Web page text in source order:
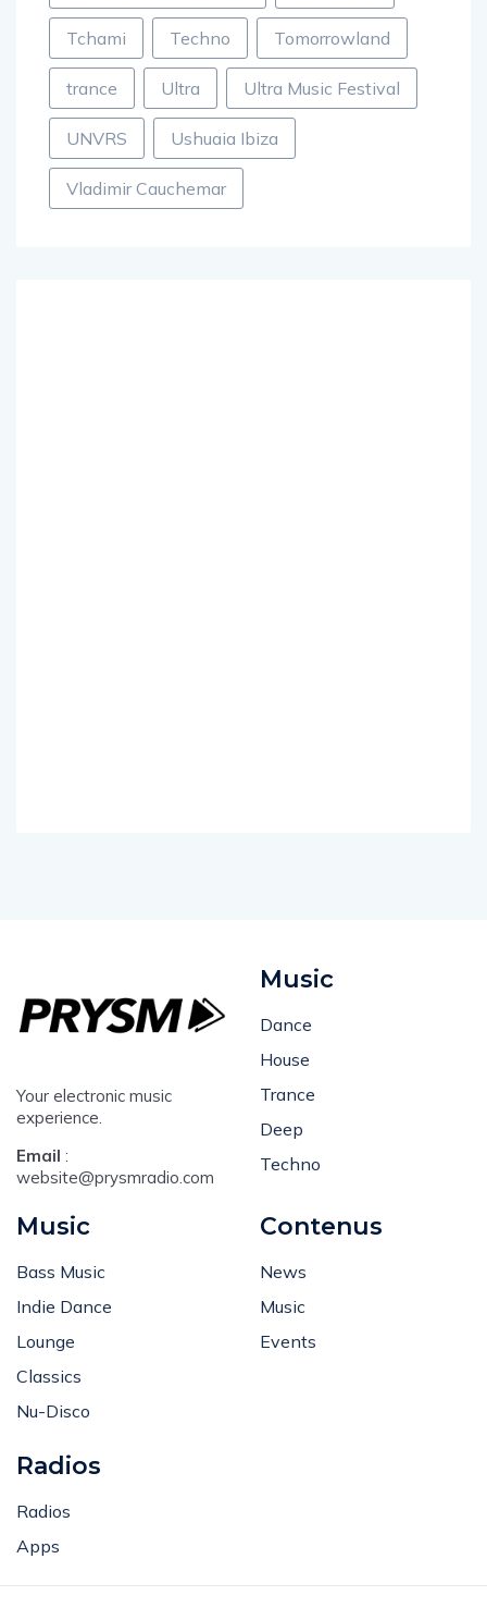
Tchami Techno Tomorrowland
trance Ultra Ultra Music Festival
UNVRS Ushuaia Ibiza
Vladimir Cauchemar
Your electronic music
experience.
Email :
website@prysmradio.com
Music
Dance
House
Trance
Deep
Techno
Music
Bass Music
Indie Dance
Lounge
Classics
Nu-Disco
Contenus
News
Music
Events
Radios
Radios
Apps